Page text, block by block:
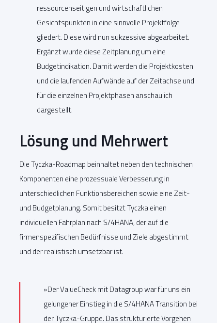
ressourcenseitigen und wirtschaftlichen
Gesichtspunkten in eine sinnvolle Projektfolge
gliedert. Diese wird nun sukzessive abgearbeitet.
Ergänzt wurde diese Zeitplanung um eine
Budgetindikation. Damit werden die Projektkosten
und die laufenden Aufwände auf der Zeitachse und
für die einzelnen Projektphasen anschaulich
dargestellt.
Lösung und Mehrwert
Die Tyczka-Roadmap beinhaltet neben den technischen
Komponenten eine prozessuale Verbesserung in
unterschiedlichen Funktionsbereichen sowie eine Zeit-
und Budgetplanung. Somit besitzt Tyczka einen
individuellen Fahrplan nach S/4HANA, der auf die
firmenspezifischen Bedürfnisse und Ziele abgestimmt
und der realistisch umsetzbar ist.
»Der ValueCheck mit Datagroup war für uns ein
gelungener Einstieg in die S/4HANA Transition bei
der Tyczka-Gruppe. Das strukturierte Vorgehen